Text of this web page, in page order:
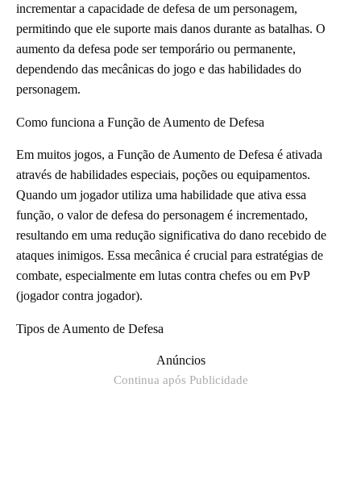
incrementar a capacidade de defesa de um personagem,
permitindo que ele suporte mais danos durante as batalhas. O
aumento da defesa pode ser temporário ou permanente,
dependendo das mecânicas do jogo e das habilidades do
personagem.
Como funciona a Função de Aumento de Defesa
Em muitos jogos, a Função de Aumento de Defesa é ativada
através de habilidades especiais, poções ou equipamentos.
Quando um jogador utiliza uma habilidade que ativa essa
função, o valor de defesa do personagem é incrementado,
resultando em uma redução significativa do dano recebido de
ataques inimigos. Essa mecânica é crucial para estratégias de
combate, especialmente em lutas contra chefes ou em PvP
(jogador contra jogador).
Tipos de Aumento de Defesa
Anúncios
Continua após Publicidade